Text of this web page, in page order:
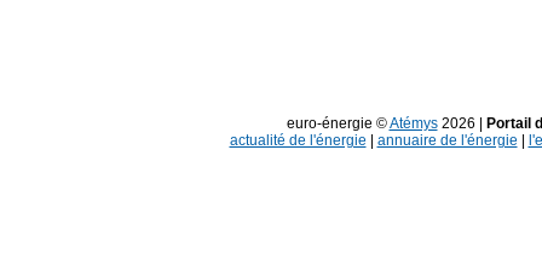
euro-énergie ©Atémys2026 |
Portail
actualité de l'énergie
annuaire de l'énergie